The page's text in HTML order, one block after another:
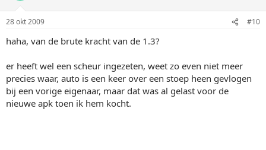
28 okt 2009 #10
haha, van de brute kracht van de 1.3?
er heeft wel een scheur ingezeten, weet zo even niet meer
precies waar, auto is een keer over een stoep heen gevlogen
bij een vorige eigenaar, maar dat was al gelast voor de
nieuwe apk toen ik hem kocht.